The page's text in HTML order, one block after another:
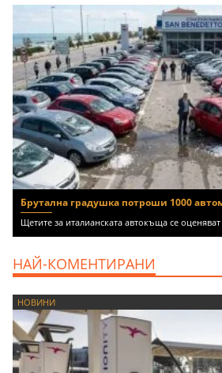
Брутална градушка потроши 1000
Щетите за италианската автокъща се
НАЙ-КОМЕНТИРАНИ
НОВИНИ